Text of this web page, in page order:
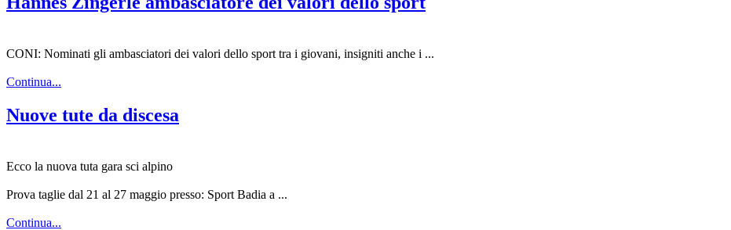
CONI: Nominati gli ambasciatori dei valori dello sport tra i giovani, insigniti anche i ...
Continua...
Nuove tute da discesa
Ecco la nuova tuta gara sci alpino
Prova taglie dal 21 al 27 maggio presso: Sport Badia a ...
Continua...